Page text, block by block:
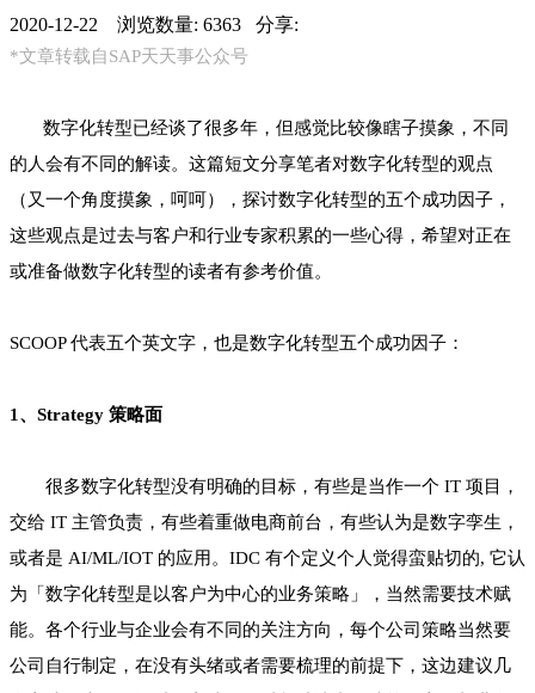
2020-12-22 浏览数量: 6363 分享:
*文章转载自SAP天天事公众号
数字化转型已经谈了很多年，但感觉比较像瞎子摸象，不同
的人会有不同的解读。这篇短文分享笔者对数字化转型的观点
（又一个角度摸象，呵呵），探讨数字化转型的五个成功因子，
这些观点是过去与客户和行业专家积累的一些心得，希望对正在
或准备做数字化转型的读者有参考价值。
SCOOP 代表五个英文字，也是数字化转型五个成功因子：
1、Strategy 策略面
很多数字化转型没有明确的目标，有些是当作一个 IT 项目，
交给 IT 主管负责，有些着重做电商前台，有些认为是数字孪生，
或者是 AI/ML/IOT 的应用。IDC 有个定义个人觉得蛮贴切的, 它认
为「数字化转型是以客户为中心的业务策略」，当然需要技术赋
能。各个行业与企业会有不同的关注方向，每个公司策略当然要
公司自行制定，在没有头绪或者需要梳理的前提下，这边建议几